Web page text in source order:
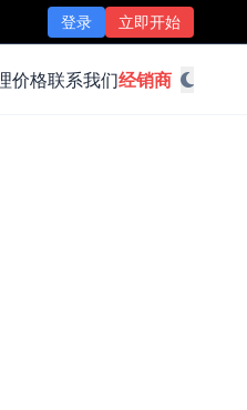
登录 立即开始
价格联系我们经销商